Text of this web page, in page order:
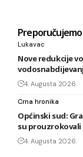
Preporučujemo
Lukavac
Nove redukcije
4. Augusta 2026.
Crna hronika
Općinski sud:
su
4. Augusta 2026.